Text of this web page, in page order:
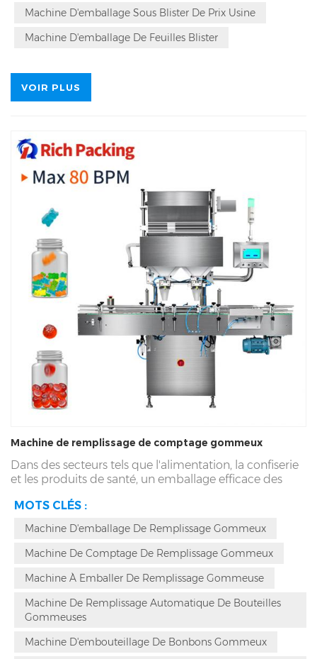
Machine D'emballage Sous Blister De Prix Usine
Machine D'emballage De Feuilles Blister
VOIR PLUS
Machine de remplissage de comptage gommeux
Dans des secteurs tels que l'alimentation, la confiserie
et les produits de santé, un emballage efficace des
particulièrement important. Cet équipement
automatisé à grande vitesse à 16 canaux peut produire
jusqu'à 80 bouteilles par minute, offrant des
possibilités illimitées à l'industrie. Cet article examinera
d'application de la machine d'embouteillage de
MOTS CLÉS :
Machine D'emballage De Remplissage Gommeux
Machine De Comptage De Remplissage Gommeux
Machine À Emballer De Remplissage Gommeuse
Machine De Remplissage Automatique De Bouteilles
Gommeuses
Machine D'embouteillage De Bonbons Gommeux